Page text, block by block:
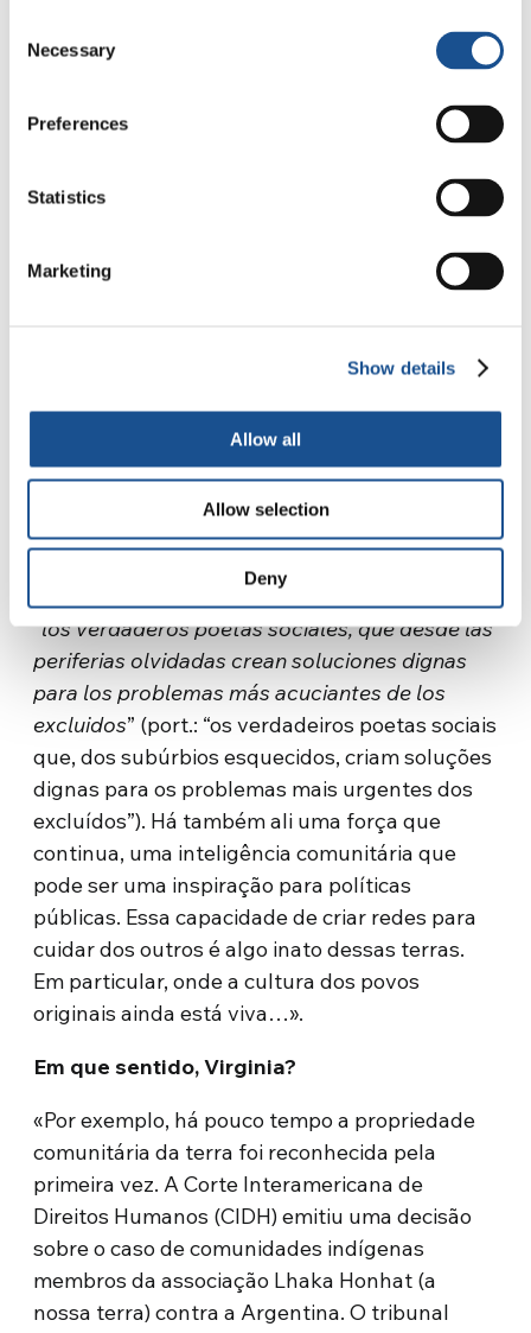
Selection
Necessary
Preferences
Statistics
Marketing
Show details
Allow all
Allow selection
Deny
mundo pode aprender com a cultura e a
sociedade latino-americanas, no contexto
unidade?
”, cuidar na política, é um dos
maiores desafios que temos como continente.
proteção no emprego, temos muito trabalho
esses desafios, é difícil alguém se lançar na
participação civil. Na América Latina, a
participação não é estimulada, nós não temos
um parlamento latino-americano, e a visão
política latino-americana é ideologizada.
Contudo, neste continente nasceram muitas
redes sociais, economias solidárias e
movimentos sociais que são, como diz o Papa:
“los verdaderos poetas sociales, que desde las
periferias olvidadas crean soluciones dignas
para los problemas más acuciantes de los
excluidos” (port.: “os verdadeiros poetas sociais
que, dos subúrbios esquecidos, criam soluções
dignas para os problemas mais urgentes dos
excluídos”). Há também ali uma força que
continua, uma inteligência comunitária que
pode ser uma inspiração para políticas
públicas. Essa capacidade de criar redes para
cuidar dos outros é algo inato dessas terras.
Em particular, onde a cultura dos povos
originais ainda está viva…».
Em que sentido, Virginia?
«Por exemplo, há pouco tempo a propriedade
comunitária da terra foi reconhecida pela
primeira vez. A Corte Interamericana de
Direitos Humanos (CIDH) emitiu uma decisão
sobre o caso de comunidades indígenas
membros da associação Lhaka Honhat (a
nossa terra) contra a Argentina. O tribunal